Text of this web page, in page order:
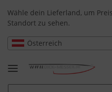
Wähle dein Lieferland, um
Standort zu sehen.
Österreich